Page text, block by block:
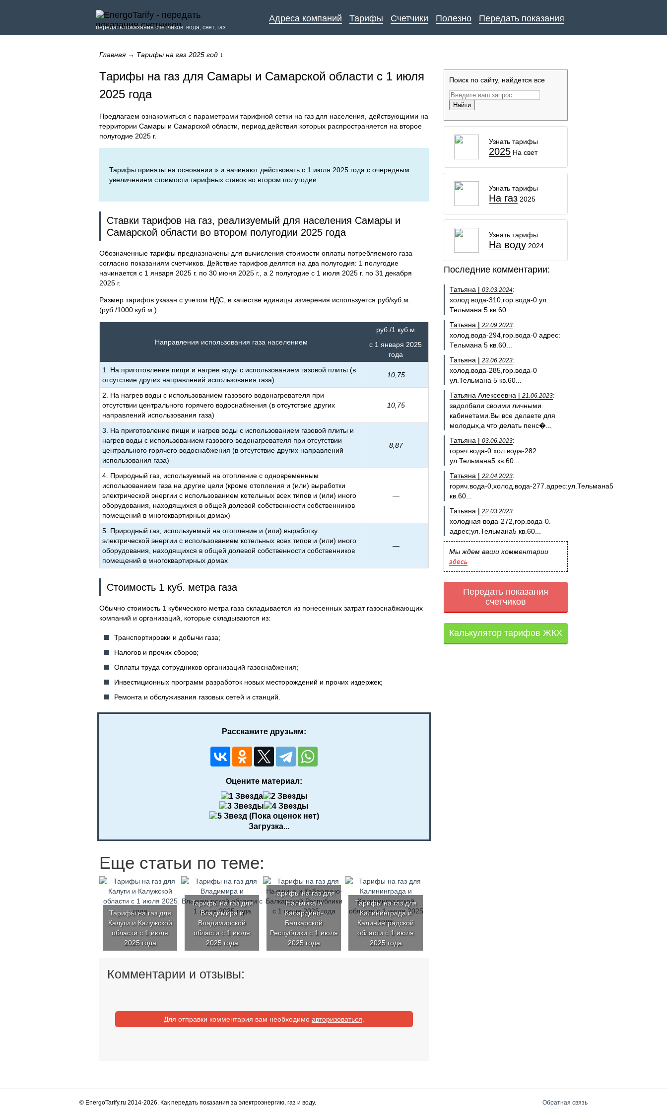
передать показания счетчиков: вода, свет, газ
Адреса компаний Тарифы Счетчики Полезно Передать показания
Главная→ Тарифы на газ 2025 год ↓
Тарифы на газ для Самары и Самарской области с 1 июля
2025 года
Предлагаем ознакомиться с параметрами тарифной сетки на газ для населения, действующими на
территории Самары и Самарской области, период действия которых распространяется на второе
полугодие 2025 г.
Тарифы приняты на основании » и начинают действовать с 1 июля 2025 года с очередным
увеличением стоимости тарифных ставок во втором полугодии.
Ставки тарифов на газ, реализуемый для населения Самары и
Самарской области во втором полугодии 2025 года
Обозначенные тарифы предназначены для вычисления стоимости оплаты потребляемого газа
согласно показаниям счетчиков. Действие тарифов делятся на два полугодия: 1 полугодие
начинается с 1 января 2025 г. по 30 июня 2025 г., а 2 полугодие с 1 июля 2025 г. по 31 декабря
2025 г.
Размер тарифов указан с учетом НДС, в качестве единицы измерения используется руб/куб.м.
(руб./1000 куб.м.)
Направления использования газа населением
руб./1 куб.м
с 1 января 2025
года
1. На приготовление пищи и нагрев воды с использованием газовой плиты (в
отсутствие других направлений использования газа)
10,75
2. На нагрев воды с использованием газового водонагревателя при
отсутствии центрального горячего водоснабжения (в отсутствие других
направлений использования газа)
10,75
3. На приготовление пищи и нагрев воды с использованием газовой плиты и
нагрев воды с использованием газового водонагревателя при отсутствии
центрального горячего водоснабжения (в отсутствие других направлений
использования газа)
8,87
4. Природный газ, используемый на отопление с одновременным
использованием газа на другие цели (кроме отопления и (или) выработки
электрической энергии с использованием котельных всех типов и (или) иного
оборудования, находящихся в общей долевой собственности собственников
помещений в многоквартирных домах)
—
5. Природный газ, используемый на отопление и (или) выработку
электрической энергии с использованием котельных всех типов и (или) иного
оборудования, находящихся в общей долевой собственности собственников
помещений в многоквартирных домах
—
Стоимость 1 куб. метра газа
Обычно стоимость 1 кубического метра газа складывается из понесенных затрат газоснабжающих
компаний и организаций, которые складываются из:
Транспортировки и добычи газа;
Налогов и прочих сборов;
Оплаты труда сотрудников организаций газоснабжения;
Инвестиционных программ разработок новых месторождений и прочих издержек;
Ремонта и обслуживания газовых сетей и станций.
Расскажите друзьям:
Оцените материал:
(Пока оценок нет)
Загрузка...
Еще статьи по теме:
Тарифы на газ для
Калуги и Калужской
области с 1 июля
2025 года
Тарифы на газ для
Владимира и
Владимирской
области с 1 июля
2025 года
Тарифы на газ для
Нальчика и
Кабардино-
Балкарской
Республики с 1 июля
2025 года
Тарифы на газ для
Калининграда и
Калининградской
области с 1 июля
2025 года
Комментарии и отзывы:
Для отправки комментария вам необходимо авторизоваться
Поиск по сайту, найдется все
Найти
Узнать тарифы
2025 На свет
Узнать тарифы
На газ 2025
Узнать тарифы
На воду 2024
Последние комментарии:
Татьяна | 03.03.2024:
холод.вода-310,гор.вода-0 ул.
Тельмана 5 кв.60...
Татьяна | 22.09.2023:
холод.вода-294,гор.вода-0 адрес:
Тельмана 5 кв.60...
Татьяна | 23.06.2023:
холод.вода-285,гор.вода-0
ул.Тельмана 5 кв.60...
Татьяна Алексеевна | 21.06.2023:
задолбали своими личными
кабинетами.Вы все делаете для
молодых,а что делать пенс�...
Татьяна | 03.06.2023:
горяч.вода-0.хол.вода-282
ул.Тельмана5 кв.60...
Татьяна | 22.04.2023:
горяч.вода-0,холод.вода-277.адрес:ул.Тельмана5
кв.60...
Татьяна | 22.03.2023:
холодная вода-272,гор.вода-0.
адрес;ул.Тельмана5 кв.60...
Мы ждем ваши комментарии
здесь
Передать показания
счетчиков
Калькулятор тарифов ЖКХ
© EnergoTarify.ru 2014-2026. Как передать показания за электроэнергию, газ и воду. Обратная связь